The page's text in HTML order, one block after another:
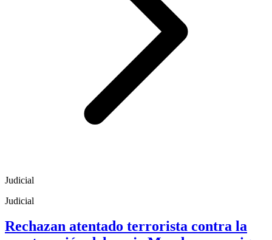
Judicial
Judicial
Rechazan atentado terrorista contra la